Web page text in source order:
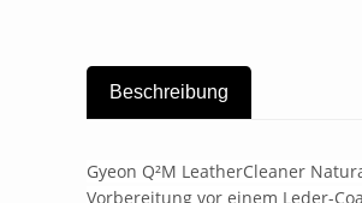
Beschreibung
Gyeon Q²M LeatherCleaner
Vorbereitung vor einem Leder-